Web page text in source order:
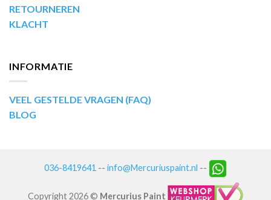
RETOURNEREN
KLACHT
INFORMATIE
VEEL GESTELDE VRAGEN (FAQ)
BLOG
036-8419641 -- info@Mercuriuspaint.nl --
Copyright 2026 © Mercurius Paint